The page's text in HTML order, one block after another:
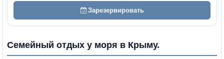
Зарезервировать
Семейный отдых у моря в Крыму.